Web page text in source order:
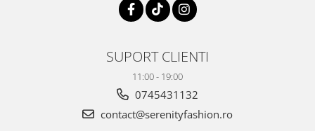
SUPORT CLIENTI
11:00 - 19:00
0745431132
contact@serenityfashion.ro